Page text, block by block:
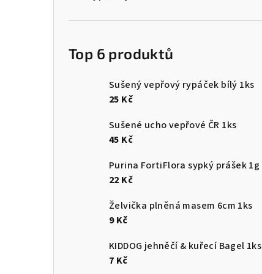
Top 6 produktů
Sušený vepřový rypáček bílý 1ks
25 Kč
Sušené ucho vepřové ČR 1ks
45 Kč
Purina FortiFlora sypký prášek 1g
22 Kč
Želvička plněná masem 6cm 1ks
9 Kč
KIDDOG jehněčí & kuřecí Bagel 1ks
7 Kč